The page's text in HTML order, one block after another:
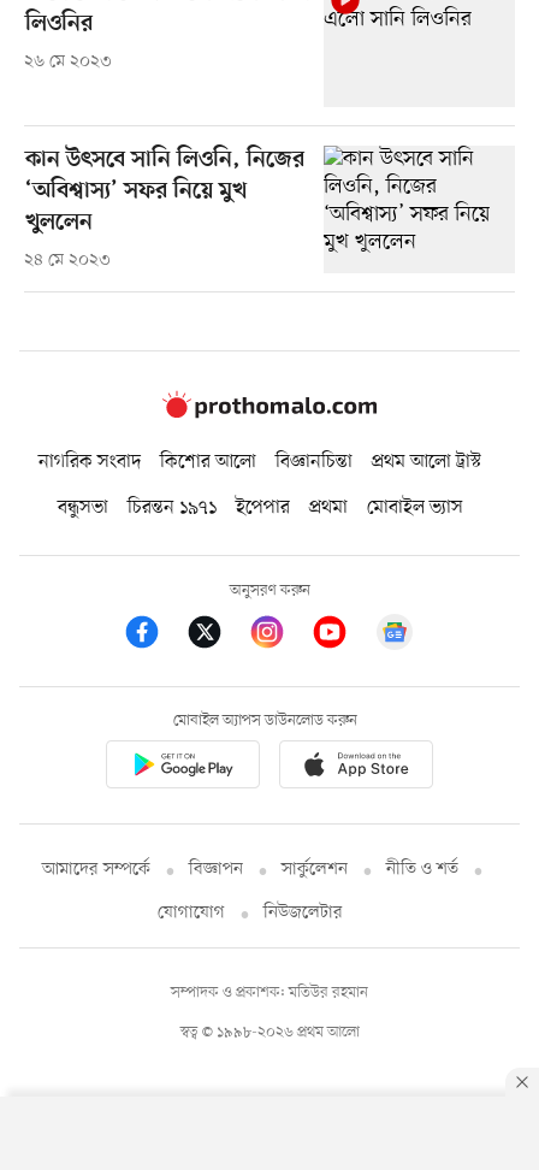
লিওনির
২৬ মে ২০২৩
কান উৎসবে সানি লিওনি, নিজের
‘অবিশ্বাস্য’ সফর নিয়ে মুখ
খুললেন
২৪ মে ২০২৩
নাগরিক সংবাদ কিশোর আলো বিজ্ঞানচিন্তা
প্রথম আলো ট্রাস্ট
বন্ধুসভা
চিরন্তন ১৯৭১ ইপেপার প্রথমা মোবাইল ভ্যাস
অনুসরণ করুন
মোবাইল অ্যাপস ডাউনলোড করুন
আমাদের সম্পর্কে বিজ্ঞাপন সার্কুলেশন
নীতি ও শর্ত
যোগাযোগ
নিউজলেটার
স্বত্ব © ১৯৯৮-২০২৬ প্রথম আলো
সম্পাদক ও প্রকাশক: মতিউর রহমান